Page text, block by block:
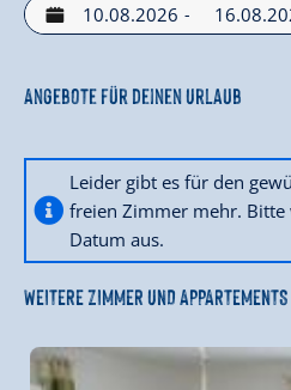
-
Angebote für deinen Urlaub
Leider gibt es für den
freien Zimmer mehr. Bitte
Datum aus.
WEITERE ZIMMER UND APPARTEMENTS